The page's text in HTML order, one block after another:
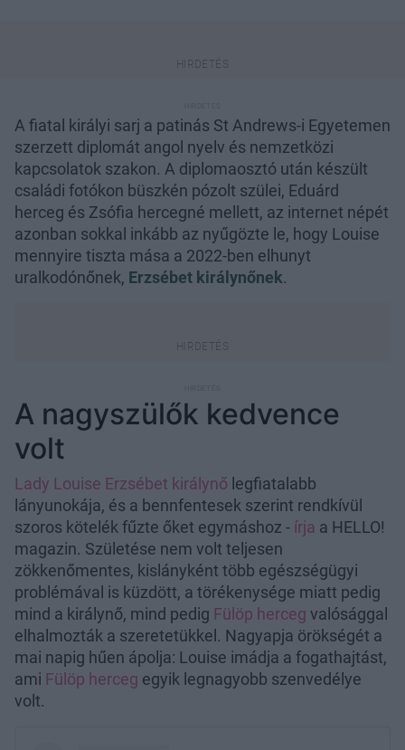
A fiatal királyi sarj a patinás St Andrews-i Egyetemen
szerzett diplomát angol nyelv és nemzetközi
kapcsolatok szakon. A diplomaosztó után készült
családi fotókon büszkén pózolt szülei, Eduárd
herceg és Zsófia hercegné mellett, az internet népét
azonban sokkal inkább az nyűgözte le, hogy Louise
mennyire tiszta mása a 2022-ben elhunyt
uralkodónőnek, Erzsébet királynőnek.
A nagyszülők kedvence
volt
Lady Louise Erzsébet királynő legfiatalabb
lányunokája, és a bennfentesek szerint rendkívül
szoros kötelék fűzte őket egymáshoz - írja a HELLO!
magazin. Születése nem volt teljesen
zökkenőmentes, kislányként több egészségügyi
problémával is küzdött, a törékenysége miatt pedig
mind a királynő, mind pedig Fülöp herceg valósággal
elhalmozták a szeretetükkel. Nagyapja örökségét a
mai napig hűen ápolja: Louise imádja a fogathajtást,
ami Fülöp herceg egyik legnagyobb szenvedélye
volt.